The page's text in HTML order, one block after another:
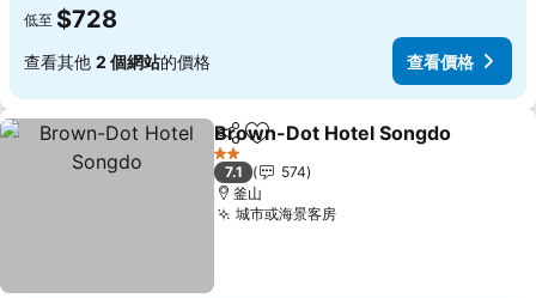
低至 $728
查看其他 2 個網站的價格 查看價格
分享 加入我的最愛
Brown-Dot Hotel Songdo
2 星級
7.1
574
釜山
城市或海景客房查看價格